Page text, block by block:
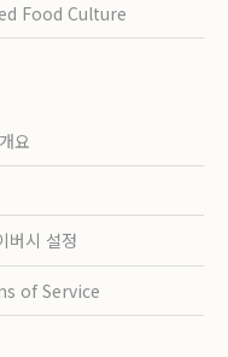
Food Culture
요
버시 설정
of Service